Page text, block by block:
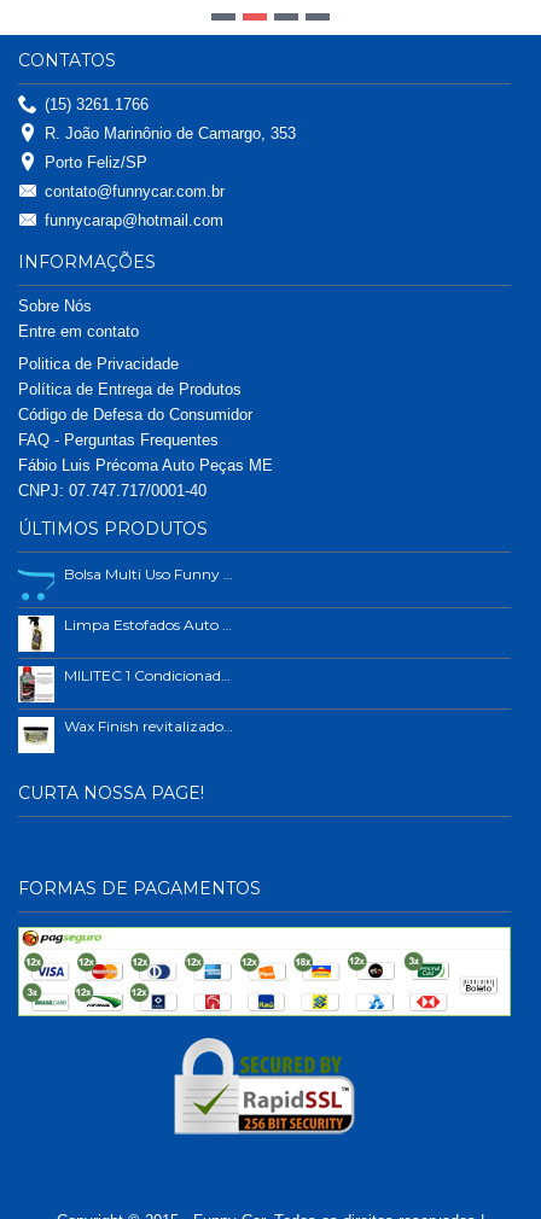
CONTATOS
(15) 3261.1766
R. João Marinônio de Camargo, 353
Porto Feliz/SP
contato@funnycar.com.br
funnycarap@hotmail.com
INFORMAÇÕES
Sobre Nós
Entre em contato
Politica de Privacidade
Política de Entrega de Produtos
Código de Defesa do Consumidor
FAQ - Perguntas Frequentes
Fábio Luis Précoma Auto Peças ME
CNPJ: 07.747.717/0001-40
ÚLTIMOS PRODUTOS
CURTA NOSSA PAGE!
FORMAS DE PAGAMENTOS